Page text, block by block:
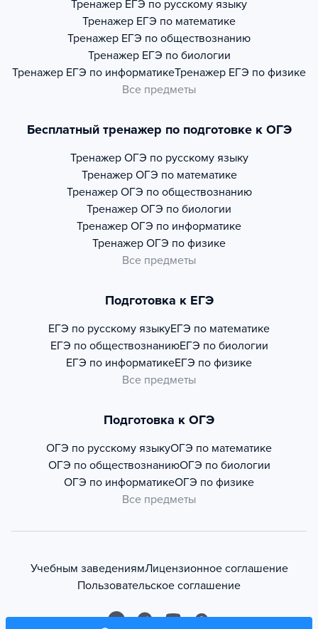
Тренажер ЕГЭ по русскому языку
Тренажер ЕГЭ по математике
Тренажер ЕГЭ по обществознанию
Тренажер ЕГЭ по биологии
Тренажер ЕГЭ по информатикеТренажер ЕГЭ по физике
Все предметы
Бесплатный тренажер по подготовке к ОГЭ
Тренажер ОГЭ по русскому языку
Тренажер ОГЭ по математике
Тренажер ОГЭ по обществознанию
Тренажер ОГЭ по биологии
Тренажер ОГЭ по информатике
Тренажер ОГЭ по физике
Все предметы
Подготовка к ЕГЭ
ЕГЭ по русскому языкуЕГЭ по математике
ЕГЭ по обществознаниюЕГЭ по биологии
ЕГЭ по информатикеЕГЭ по физике
Все предметы
Подготовка к ОГЭ
ОГЭ по русскому языкуОГЭ по математике
ОГЭ по обществознаниюОГЭ по биологии
ОГЭ по информатикеОГЭ по физике
Все предметы
Учебным заведениямЛицензионное соглашение
Пользовательское соглашение